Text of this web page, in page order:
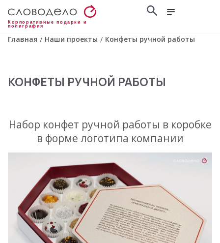
Корпоративные подарки и
полиграфия
Главная / Наши проекты / Конфеты ручной работы
КОНФЕТЫ РУЧНОЙ РАБОТЫ
Набор конфет ручной работы в коробке
в форме логотипа компании